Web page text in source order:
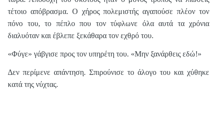
τέτοιο απόβρασμα. Ο χήρος πολεμιστής αγαπούσε πλέον τον
πόνο του, το πέπλο που τον τύφλωνε όλα αυτά τα χρόνια
διαλυόταν και έβλεπε ξεκάθαρα τον εχθρό του.
«Φύγε» γάβγισε προς τον υπηρέτη του. «Μην ξανάρθεις εδώ!»
Δεν περίμενε απάντηση. Σπιρούνισε το άλογο του και χύθηκε
κατά της νύχτας.